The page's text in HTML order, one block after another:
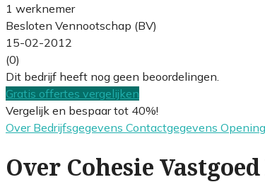
1 werknemer
Besloten Vennootschap (BV)
15-02-2012
(0)
Dit bedrijf heeft nog geen beoordelingen.
Gratis offertes vergelijken
Vergelijk en bespaar tot 40%!
Over Bedrijfsgegevens Contactgegevens
Over Cohesie Vastgoed